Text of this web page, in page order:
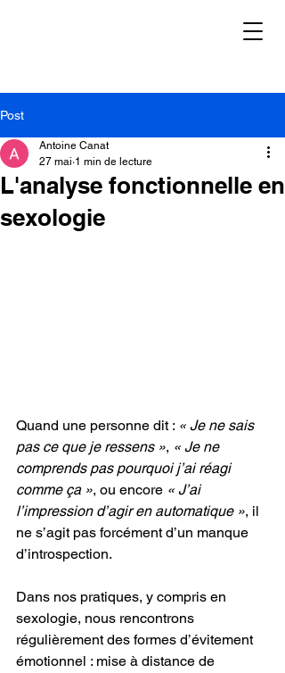
Post
L'analyse fonctionnelle en
sexologie
Antoine Canat
27 mai 1 min de lecture
Quand une personne dit : « Je ne sais
pas ce que je ressens », « Je ne
comprends pas pourquoi j’ai réagi
comme ça », ou encore « J’ai
l’impression d’agir en automatique », il
ne s’agit pas forcément d’un manque
d’introspection.
Dans nos pratiques, y compris en
sexologie, nous rencontrons
régulièrement des formes d’évitement
émotionnel : mise à distance de